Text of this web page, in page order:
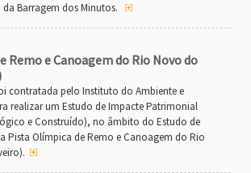
Barragem dos Minutos.
Remo e Canoagem do Rio Novo do
contratada pelo Instituto do Ambiente e
realizar um Estudo de Impacte Patrimonial
e Construído), no âmbito do Estudo de
Pista Olímpica de Remo e Canoagem do Rio